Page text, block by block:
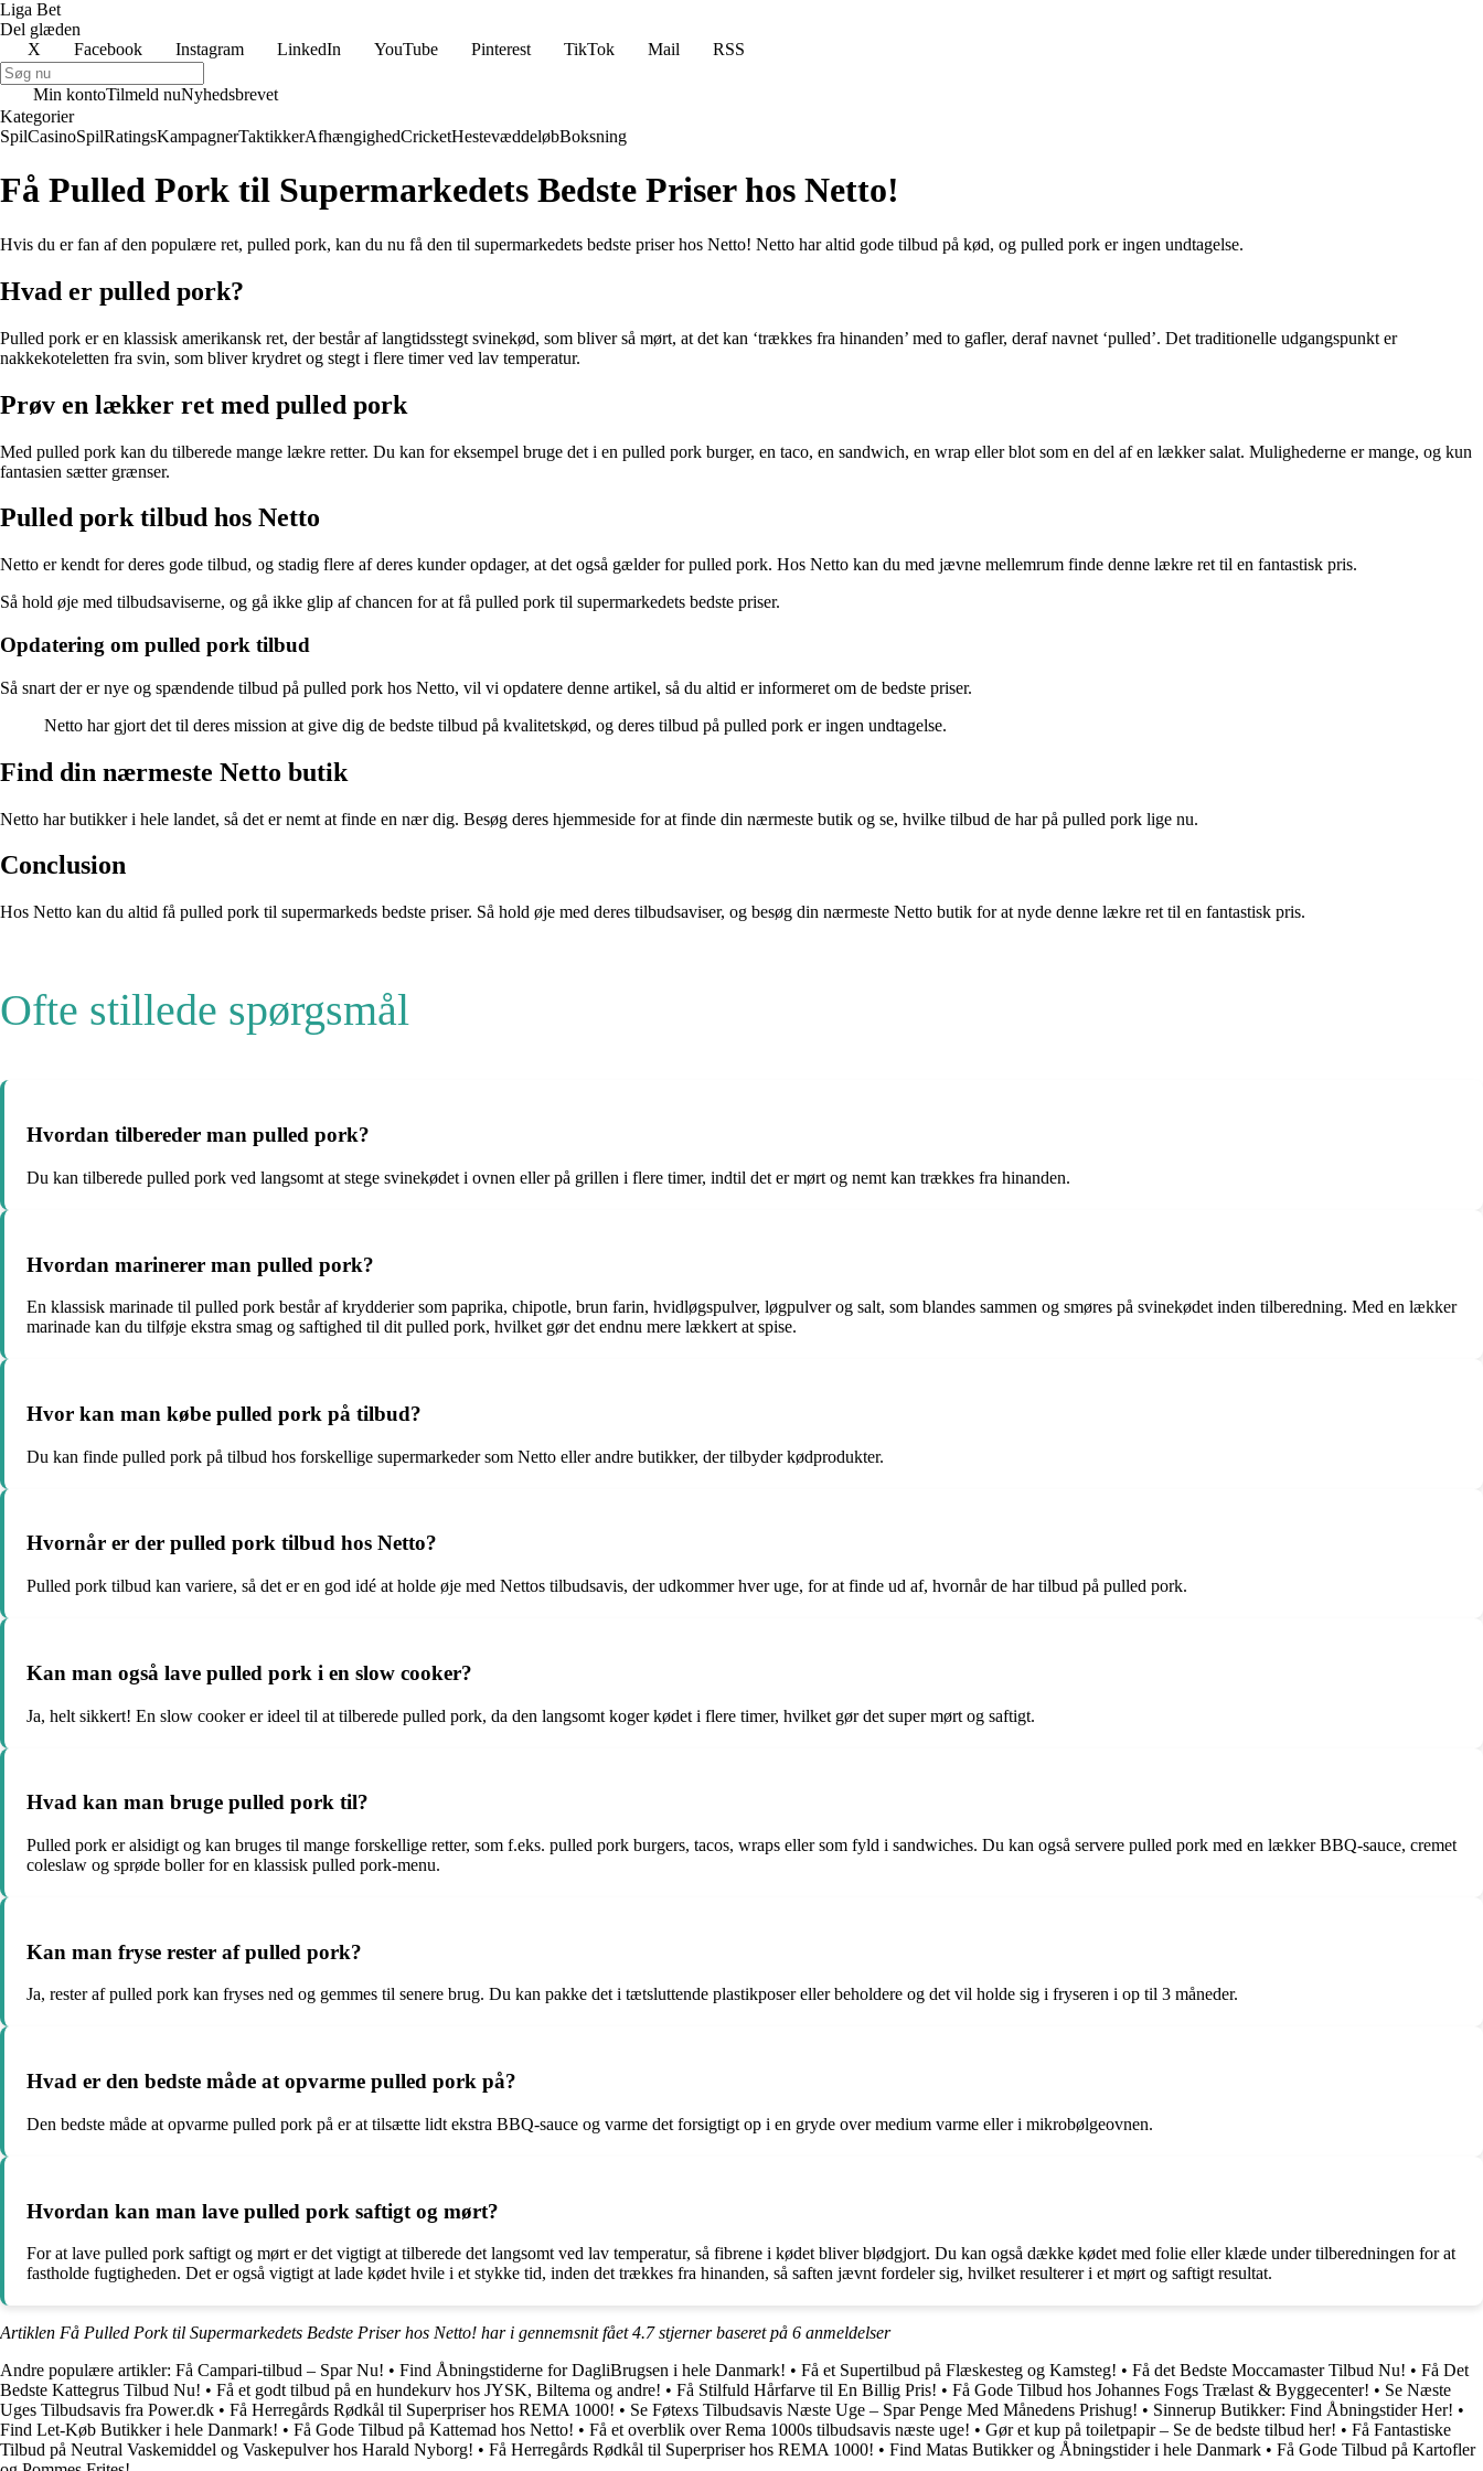
Liga Bet
Del glæden
X
Facebook Instagram LinkedIn YouTube Pinterest TikTok Mail RSS
Min kontoTilmeld nuNyhedsbrevet
Kategorier
SpilCasinoSpilRatingsKampagnerTaktikkerAfhængighedCricketHestevæddeløbBoksning
Få Pulled Pork til Supermarkedets Bedste Priser hos Netto!
Hvis du er fan af den populære ret, pulled pork, kan du nu få den til supermarkedets bedste priser hos Netto! Netto har altid gode tilbud på kød, og pulled pork er ingen undtagelse.
Hvad er pulled pork?
Pulled pork er en klassisk amerikansk ret, der består af langtidsstegt svinekød, som bliver så mørt, at det kan ‘trækkes fra hinanden’ med to gafler, deraf navnet ‘pulled’. Det traditionelle udgangspunkt er
nakkekoteletten fra svin, som bliver krydret og stegt i flere timer ved lav temperatur.
Prøv en lækker ret med pulled pork
Med pulled pork kan du tilberede mange lækre retter. Du kan for eksempel bruge det i en pulled pork burger, en taco, en sandwich, en wrap eller blot som en del af en lækker salat. Mulighederne er mange, og kun
fantasien sætter grænser.
Pulled pork tilbud hos Netto
Netto er kendt for deres gode tilbud, og stadig flere af deres kunder opdager, at det også gælder for pulled pork. Hos Netto kan du med jævne mellemrum finde denne lækre ret til en fantastisk pris.
Så hold øje med tilbudsaviserne, og gå ikke glip af chancen for at få pulled pork til supermarkedets bedste priser.
Opdatering om pulled pork tilbud
Så snart der er nye og spændende tilbud på pulled pork hos Netto, vil vi opdatere denne artikel, så du altid er informeret om de bedste priser.
Netto har gjort det til deres mission at give dig de bedste tilbud på kvalitetskød, og deres tilbud på pulled pork er ingen undtagelse.
Find din nærmeste Netto butik
Netto har butikker i hele landet, så det er nemt at finde en nær dig. Besøg deres hjemmeside for at finde din nærmeste butik og se, hvilke tilbud de har på pulled pork lige nu.
Conclusion
Hos Netto kan du altid få pulled pork til supermarkeds bedste priser. Så hold øje med deres tilbudsaviser, og besøg din nærmeste Netto butik for at nyde denne lækre ret til en fantastisk pris.
Ofte stillede spørgsmål
Hvordan tilbereder man pulled pork?
Du kan tilberede pulled pork ved langsomt at stege svinekødet i ovnen eller på grillen i flere timer, indtil det er mørt og nemt kan trækkes fra hinanden.
Hvordan marinerer man pulled pork?
En klassisk marinade til pulled pork består af krydderier som paprika, chipotle, brun farin, hvidløgspulver, løgpulver og salt, som blandes sammen og smøres på svinekødet inden tilberedning. Med en lækker
marinade kan du tilføje ekstra smag og saftighed til dit pulled pork, hvilket gør det endnu mere lækkert at spise.
Hvor kan man købe pulled pork på tilbud?
Du kan finde pulled pork på tilbud hos forskellige supermarkeder som Netto eller andre butikker, der tilbyder kødprodukter.
Hvornår er der pulled pork tilbud hos Netto?
Pulled pork tilbud kan variere, så det er en god idé at holde øje med Nettos tilbudsavis, der udkommer hver uge, for at finde ud af, hvornår de har tilbud på pulled pork.
Kan man også lave pulled pork i en slow cooker?
Ja, helt sikkert! En slow cooker er ideel til at tilberede pulled pork, da den langsomt koger kødet i flere timer, hvilket gør det super mørt og saftigt.
Hvad kan man bruge pulled pork til?
Pulled pork er alsidigt og kan bruges til mange forskellige retter, som f.eks. pulled pork burgers, tacos, wraps eller som fyld i sandwiches. Du kan også servere pulled pork med en lækker BBQ-sauce, cremet
coleslaw og sprøde boller for en klassisk pulled pork-menu.
Kan man fryse rester af pulled pork?
Ja, rester af pulled pork kan fryses ned og gemmes til senere brug. Du kan pakke det i tætsluttende plastikposer eller beholdere og det vil holde sig i fryseren i op til 3 måneder.
Hvad er den bedste måde at opvarme pulled pork på?
Den bedste måde at opvarme pulled pork på er at tilsætte lidt ekstra BBQ-sauce og varme det forsigtigt op i en gryde over medium varme eller i mikrobølgeovnen.
Hvordan kan man lave pulled pork saftigt og mørt?
For at lave pulled pork saftigt og mørt er det vigtigt at tilberede det langsomt ved lav temperatur, så fibrene i kødet bliver blødgjort. Du kan også dække kødet med folie eller klæde under tilberedningen for at
fastholde fugtigheden. Det er også vigtigt at lade kødet hvile i et stykke tid, inden det trækkes fra hinanden, så saften jævnt fordeler sig, hvilket resulterer i et mørt og saftigt resultat.
Artiklen Få Pulled Pork til Supermarkedets Bedste Priser hos Netto! har i gennemsnit fået4.7stjerner baseret på 6 anmeldelser
Andre populære artikler: Få Campari-tilbud – Spar Nu! • Find Åbningstiderne for DagliBrugsen i hele Danmark! • Få et Supertilbud på Flæskesteg og Kamsteg! • Få det Bedste Moccamaster Tilbud Nu! • Få Det
Bedste Kattegrus Tilbud Nu! • Få et godt tilbud på en hundekurv hos JYSK, Biltema og andre! • Få Stilfuld Hårfarve til En Billig Pris! • Få Gode Tilbud hos Johannes Fogs Trælast & Byggecenter! • Se Næste
Uges Tilbudsavis fra Power.dk • Få Herregårds Rødkål til Superpriser hos REMA 1000! • Se Føtexs Tilbudsavis Næste Uge – Spar Penge Med Månedens Prishug! • Sinnerup Butikker: Find Åbningstider Her! •
Find Let-Køb Butikker i hele Danmark! • Få Gode Tilbud på Kattemad hos Netto! • Få et overblik over Rema 1000s tilbudsavis næste uge! • Gør et kup på toiletpapir – Se de bedste tilbud her! • Få Fantastiske
Tilbud på Neutral Vaskemiddel og Vaskepulver hos Harald Nyborg! • Få Herregårds Rødkål til Superpriser hos REMA 1000! • Find Matas Butikker og Åbningstider i hele Danmark • Få Gode Tilbud på Kartofler